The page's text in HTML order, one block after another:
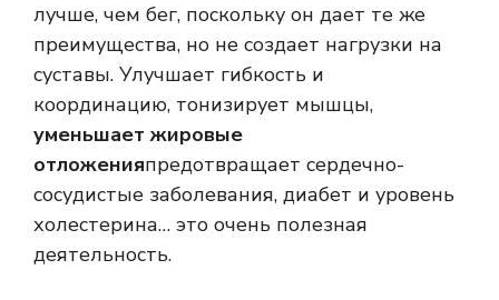
лучше, чем бег, поскольку он дает те же
преимущества, но не создает нагрузки на
суставы. Улучшает гибкость и
координацию, тонизирует мышцы,
уменьшает жировые
отложенияпредотвращает сердечно-
сосудистые заболевания, диабет и уровень
холестерина… это очень полезная
деятельность.